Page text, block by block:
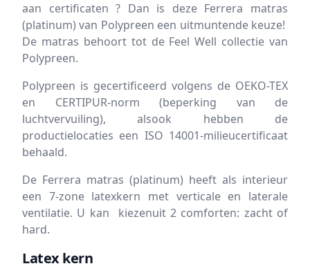
aan certificaten ? Dan is deze Ferrera matras
(platinum) van Polypreen een uitmuntende keuze!
De matras behoort tot de Feel Well collectie van
Polypreen.
Polypreen is gecertificeerd volgens de OEKO-TEX
en CERTIPUR-norm (beperking van de
luchtvervuiling), alsook hebben de
productielocaties een ISO 14001-milieucertificaat
behaald.
De Ferrera matras (platinum) heeft als interieur
een 7-zone latexkern met verticale en laterale
ventilatie. U kan kiezenuit 2 comforten: zacht of
hard.
Latex kern